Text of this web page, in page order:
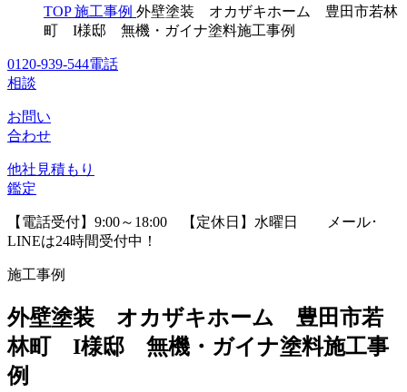
TOP 施工事例 外壁塗装 オカザキホーム 豊田市若林
町 I様邸 無機・ガイナ塗料施工事例
0120-939-544電話
相談
お問い
合わせ
他社見積もり
鑑定
【電話受付】9:00～18:00 【定休日】水曜日
メール･
LINEは24時間受付中！
施工事例
外壁塗装 オカザキホーム 豊田市若
林町 I様邸 無機・ガイナ塗料施工事
例